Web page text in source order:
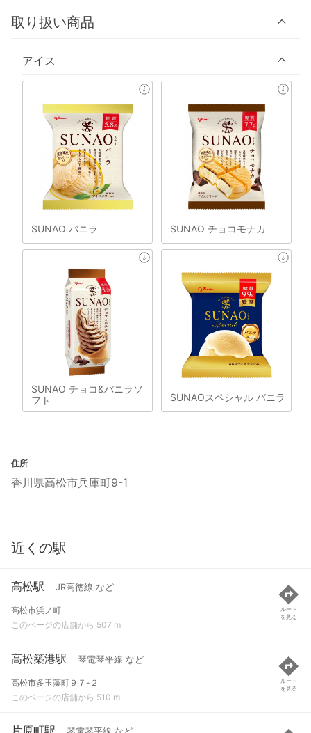
取り扱い商品
アイス
SUNAO バニラ SUNAO チョコモナカ
SUNAO チョコ&バニラソ
フト
SUNAOスペシャル バニラ
住所
香川県高松市兵庫町9-1
近くの駅
高松駅 JR高徳線 など
高松市浜ノ町
このページの店舗から 507 m
ルート
を見る
高松築港駅 琴電琴平線 など
高松市多玉藻町９７-２
このページの店舗から 510 m
ルート
を見る
片原町駅